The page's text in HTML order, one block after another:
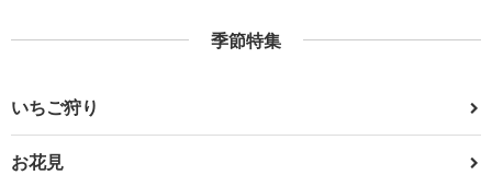
季節特集
いちご狩り
お花見